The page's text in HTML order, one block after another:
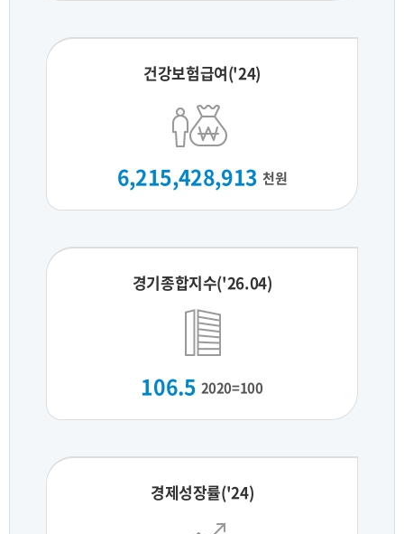
건강보험급여('24)
6,215,428,913 천원
경기종합지수('26.04)
106.5 2020=100
경제성장률('24)